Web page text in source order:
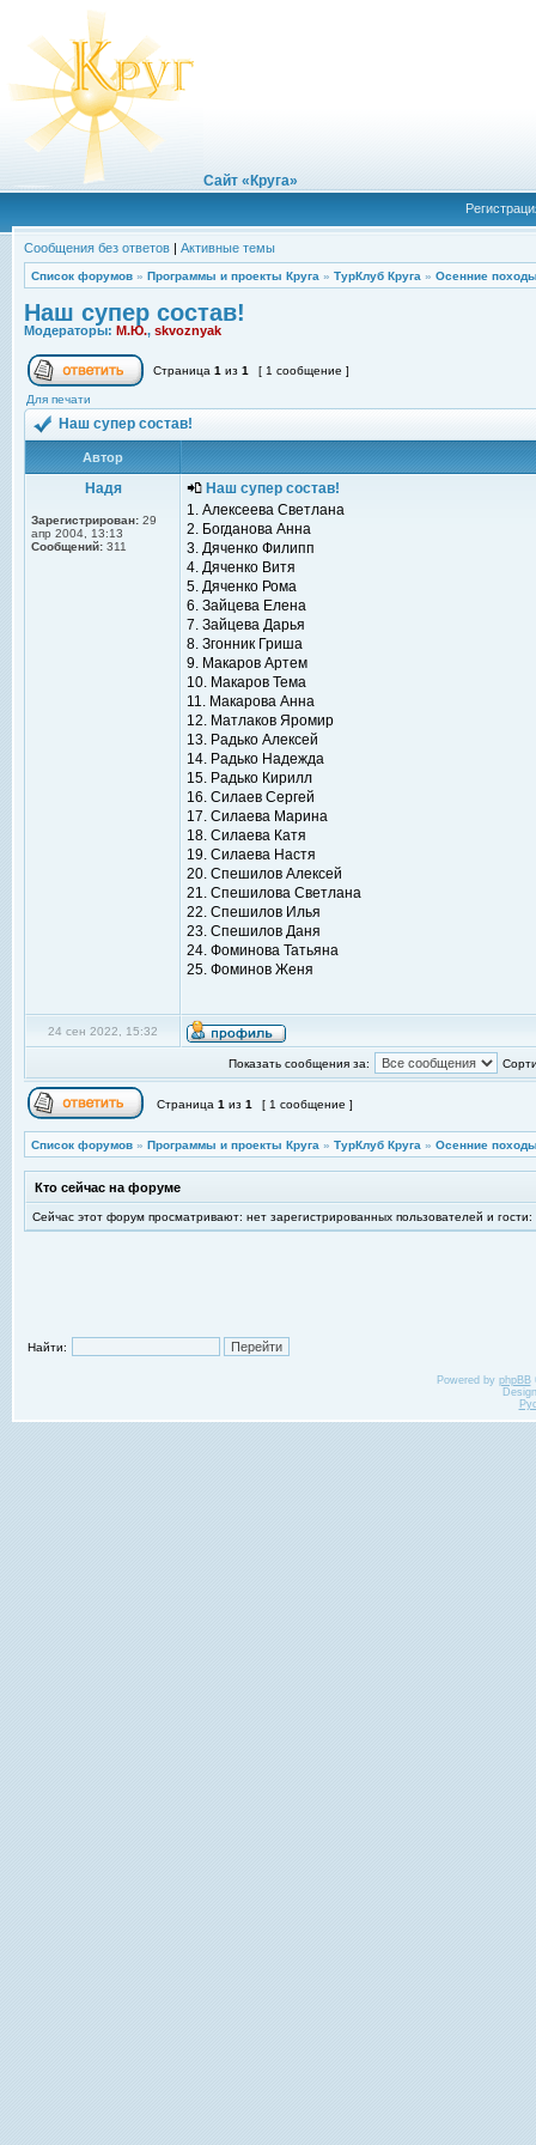
Сайт «Круга»
Сообщения без ответов | Активные темы
Список форумов » Программы и проекты Круга » ТурКлуб Круга » Осенние
Наш супер состав!
Модераторы: М.Ю., skvoznyak
Страница 1 из 1 [ 1 сообщение ]
Для печати
Наш супер состав!
Автор
Надя
Зарегистрирован: 29
апр 2004, 13:13
Сообщений: 311
Наш супер состав!
1. Алексеева Светлана
2. Богданова Анна
3. Дяченко Филипп
4. Дяченко Витя
5. Дяченко Рома
6. Зайцева Елена
7. Зайцева Дарья
8. Згонник Гриша
9. Макаров Артем
10. Макаров Тема
11. Макарова Анна
12. Матлаков Яромир
13. Радько Алексей
14. Радько Надежда
15. Радько Кирилл
16. Силаев Сергей
17. Силаева Марина
18. Силаева Катя
19. Силаева Настя
20. Спешилов Алексей
21. Спешилова Светлана
22. Спешилов Илья
23. Спешилов Даня
24. Фоминова Татьяна
25. Фоминов Женя
24 сен 2022, 15:32
Показать сообщения за:
Страница 1 из 1 [ 1 сообщение ]
Список форумов » Программы и проекты Круга » ТурКлуб Круга » Осенние
Кто сейчас на форуме
Сейчас этот форум просматривают: нет зарегистрированных пользователей и гости:
Найти:
Powered by phpBB